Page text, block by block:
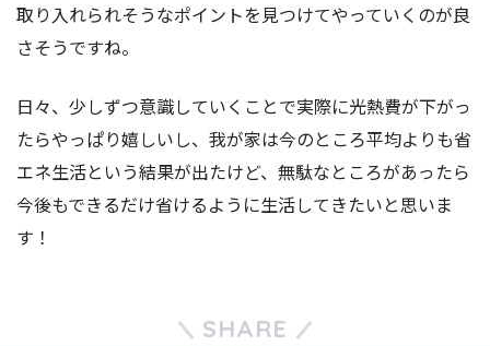
取り入れられそうなポイントを見つけてやっていくのが良
さそうですね。
日々、少しずつ意識していくことで実際に光熱費が下がっ
たらやっぱり嬉しいし、我が家は今のところ平均よりも省
エネ生活という結果が出たけど、無駄なところがあったら
今後もできるだけ省けるように生活してきたいと思いま
す！
SHARE